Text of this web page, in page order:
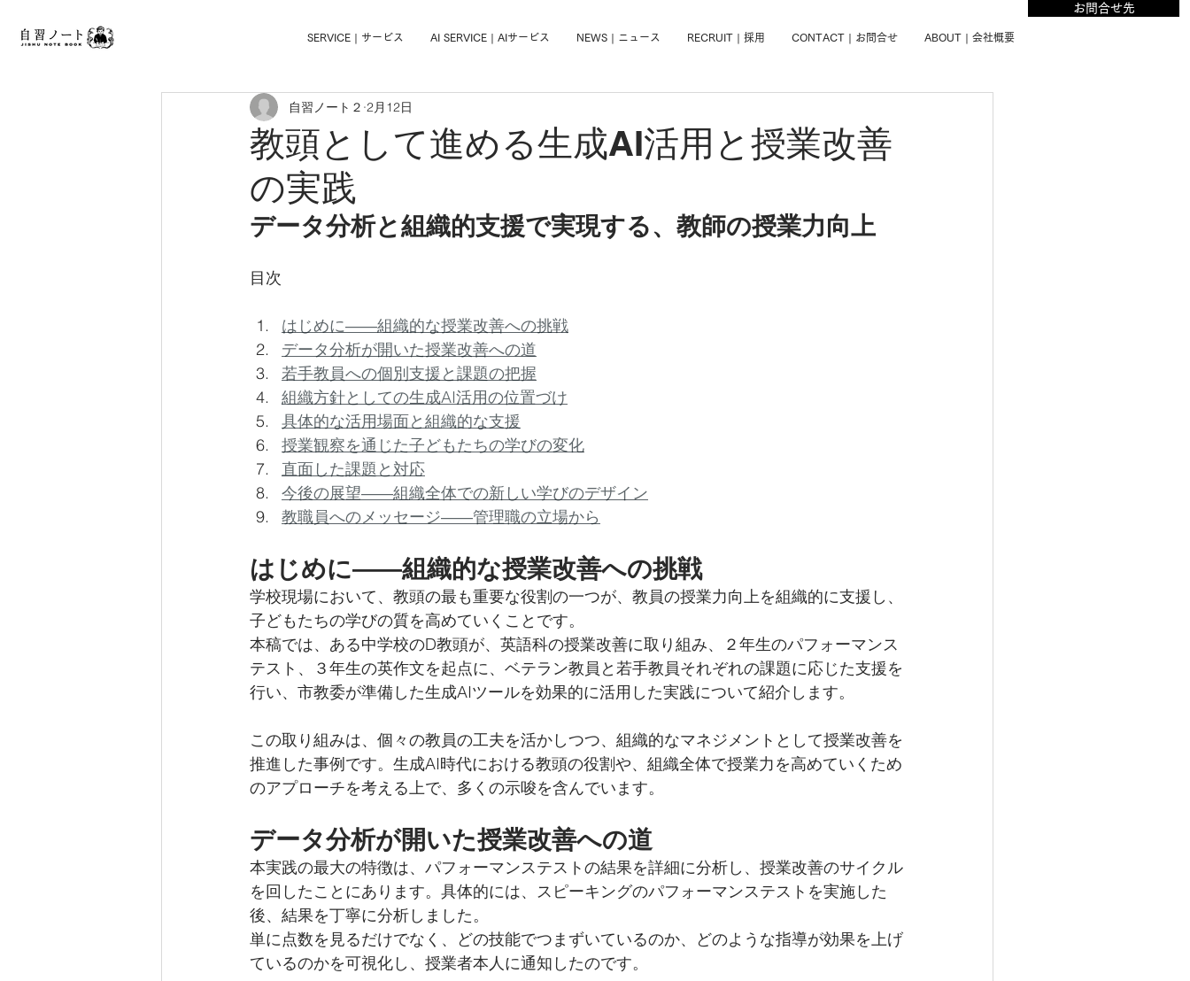
SERVICE | サービス AI SERVICE | AIサービス NEWS | ニュース RECRUIT | 採用 CONTACT | お問合せ ABOUT | 会社概要
教頭として進める生成AI活用と授業改善
の実践
自習ノート２ 2月12日
データ分析と組織的支援で実現する、教師の授業力向上
目次
はじめに――組織的な授業改善への挑戦
データ分析が開いた授業改善への道
若手教員への個別支援と課題の把握
組織方針としての生成AI活用の位置づけ
具体的な活用場面と組織的な支援
授業観察を通じた子どもたちの学びの変化
直面した課題と対応
今後の展望――組織全体での新しい学びのデザイン
教職員へのメッセージ――管理職の立場から
はじめに――組織的な授業改善への挑戦
学校現場において、教頭の最も重要な役割の一つが、教員の授業力向上を組織的に支援し、
子どもたちの学びの質を高めていくことです。
本稿では、ある中学校のD教頭が、英語科の授業改善に取り組み、２年生のパフォーマンス
テスト、３年生の英作文を起点に、ベテラン教員と若手教員それぞれの課題に応じた支援を
行い、市教委が準備した生成AIツールを効果的に活用した実践について紹介します。
この取り組みは、個々の教員の工夫を活かしつつ、組織的なマネジメントとして授業改善を
推進した事例です。生成AI時代における教頭の役割や、組織全体で授業力を高めていくため
のアプローチを考える上で、多くの示唆を含んでいます。
データ分析が開いた授業改善への道
本実践の最大の特徴は、パフォーマンステストの結果を詳細に分析し、授業改善のサイクル
を回したことにあります。具体的には、スピーキングのパフォーマンステストを実施した
後、結果を丁寧に分析しました。
単に点数を見るだけでなく、どの技能でつまずいているのか、どのような指導が効果を上げ
ているのかを可視化し、授業者本人に通知したのです。
お問合せ先